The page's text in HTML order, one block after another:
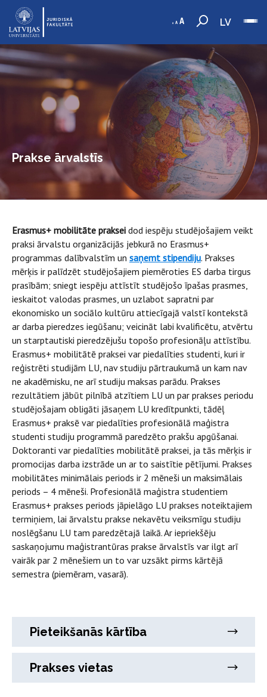
LV
Prakse ārvalstīs
Erasmus+ mobilitāte praksei dod iespēju studējošajiem veikt
praksi ārvalstu organizācijās jebkurā no Erasmus+
programmas dalībvalstīm un saņemt stipendiju. Prakses
mērķis ir palīdzēt studējošajiem piemēroties ES darba tirgus
prasībām; sniegt iespēju attīstīt studējošo īpašas prasmes,
ieskaitot valodas prasmes, un uzlabot sapratni par
ekonomisko un sociālo kultūru attiecīgajā valstī kontekstā
ar darba pieredzes iegūšanu; veicināt labi kvalificētu, atvērtu
un starptautiski pieredzējušu topošo profesionāļu attīstību.
Erasmus+ mobilitātē praksei var piedalīties studenti, kuri ir
reģistrēti studijām LU, nav studiju pārtraukumā un kam nav
ne akadēmisku, ne arī studiju maksas parādu. Prakses
rezultātiem jābūt pilnībā atzītiem LU un par prakses periodu
studējošajam obligāti jāsaņem LU kredītpunkti, tādēļ
Erasmus+ praksē var piedalīties profesionālā maģistra
studenti studiju programmā paredzēto prakšu apgūšanai.
Doktoranti var piedalīties mobilitātē praksei, ja tās mērķis ir
promocijas darba izstrāde un ar to saistītie pētījumi. Prakses
mobilitātes minimālais periods ir 2 mēneši un maksimālais
periods – 4 mēneši. Profesionālā maģistra studentiem
Erasmus+ prakses periods jāpielāgo LU prakses noteiktajiem
termiņiem, lai ārvalstu prakse nekavētu veiksmīgu studiju
noslēgšanu LU tam paredzētajā laikā. Ar iepriekšēju
saskaņojumu maģistrantūras prakse ārvalstīs var ilgt arī
vairāk par 2 mēnešiem un to var uzsākt pirms kārtējā
semestra (piemēram, vasarā).
Pieteikšanās kārtība
Prakses vietas